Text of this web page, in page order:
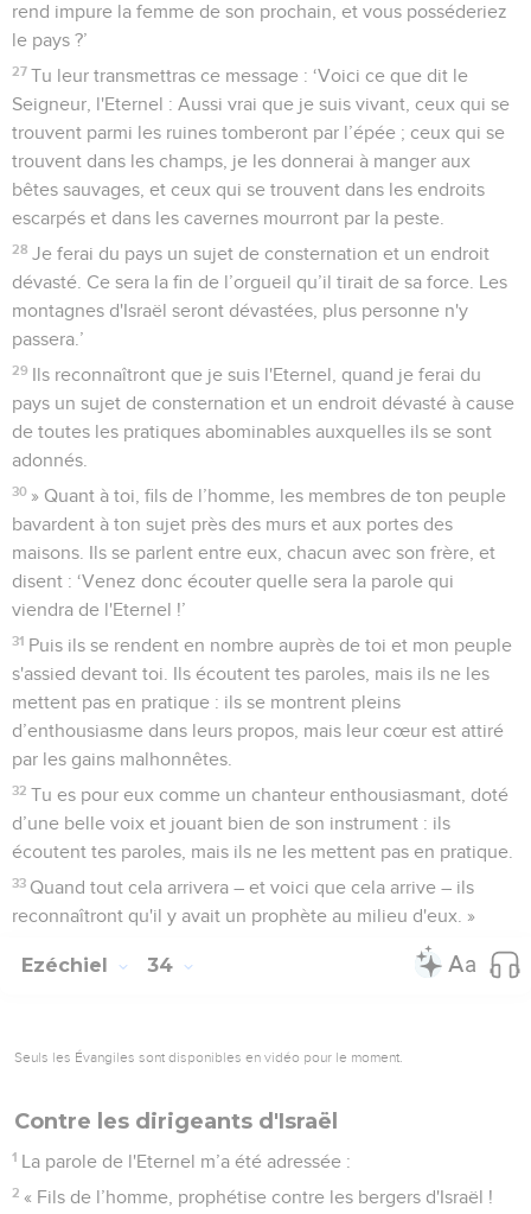
rend impure la femme de son prochain, et vous posséderiez
le pays ?’
27 Tu leur transmettras ce message : ‘Voici ce que dit le
Seigneur, l'Eternel : Aussi vrai que je suis vivant, ceux qui se
trouvent parmi les ruines tomberont par l’épée ; ceux qui se
trouvent dans les champs, je les donnerai à manger aux
bêtes sauvages, et ceux qui se trouvent dans les endroits
escarpés et dans les cavernes mourront par la peste.
28 Je ferai du pays un sujet de consternation et un endroit
dévasté. Ce sera la fin de l’orgueil qu’il tirait de sa force. Les
montagnes d'Israël seront dévastées, plus personne n'y
passera.’
29 Ils reconnaîtront que je suis l'Eternel, quand je ferai du
pays un sujet de consternation et un endroit dévasté à cause
de toutes les pratiques abominables auxquelles ils se sont
adonnés.
30 » Quant à toi, fils de l’homme, les membres de ton peuple
bavardent à ton sujet près des murs et aux portes des
maisons. Ils se parlent entre eux, chacun avec son frère, et
disent : ‘Venez donc écouter quelle sera la parole qui
viendra de l'Eternel !’
31 Puis ils se rendent en nombre auprès de toi et mon peuple
s'assied devant toi. Ils écoutent tes paroles, mais ils ne les
mettent pas en pratique : ils se montrent pleins
d’enthousiasme dans leurs propos, mais leur cœur est attiré
par les gains malhonnêtes.
32 Tu es pour eux comme un chanteur enthousiasmant, doté
d’une belle voix et jouant bien de son instrument : ils
écoutent tes paroles, mais ils ne les mettent pas en pratique.
33 Quand tout cela arrivera – et voici que cela arrive – ils
reconnaîtront qu'il y avait un prophète au milieu d'eux. »
Ezéchiel 34
Seuls les Évangiles sont disponibles en vidéo pour le moment.
Contre les dirigeants d'Israël
1 La parole de l'Eternel m’a été adressée :
2 « Fils de l’homme, prophétise contre les bergers d'Israël !